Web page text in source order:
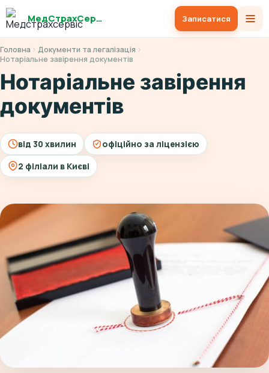
МедСтрахСервіс Записатися
Головна
Документи та легалізація
Нотаріальне завірення документів
Нотаріальне завірення
документів
від 30 хвилин
офіційно за ліцензією
2 філіали в Києві